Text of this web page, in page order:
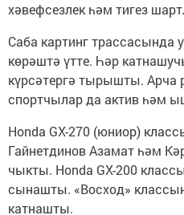
хәвефсезлек һәм тигез
Саба картинг трассасында
көрәштә үтте. Һәр
күрсәтергә тырышты. Арча
спортчылар да актив һәм
Honda GX-270 (юниор)
Гайнетдинов Азамат һәм
чыкты. Honda GX-200
сынашты. «Восход»
катнашты.